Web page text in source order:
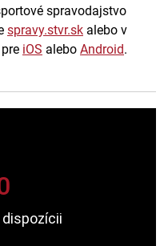
spravodajstvo
spravy.stvr.sk alebo v
iOS alebo Android.